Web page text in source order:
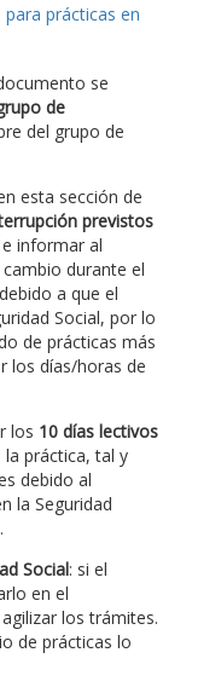
prácticas en
se
de
del grupo de
esta sección de
previstos
informar al
durante el
a que el
Social, por lo
de prácticas más
los días/horas de
los 10 días lectivos
práctica, tal y
debido al
la Seguridad
Social: si el
en el
los trámites.
de prácticas lo